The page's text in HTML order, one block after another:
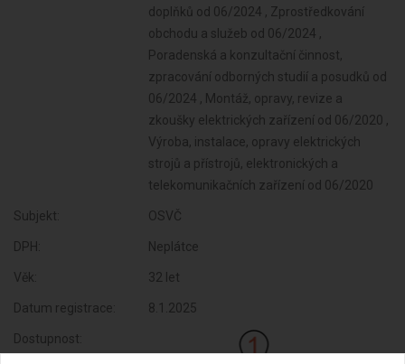
doplňků od 06/2024 , Zprostředkování
obchodu a služeb od 06/2024 ,
Poradenská a konzultační činnost,
zpracování odborných studií a posudků od
06/2024 , Montáž, opravy, revize a
zkoušky elektrických zařízení od 06/2020 ,
Výroba, instalace, opravy elektrických
strojů a přístrojů, elektronických a
telekomunikačních zařízení od 06/2020
Subjekt: OSVČ
DPH: Neplátce
Věk: 32 let
Datum registrace: 8.1.2025
Dostupnost: